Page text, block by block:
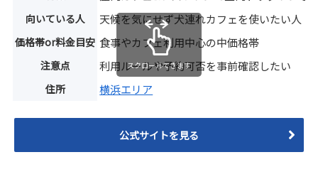
向いている人 天候を気にせず犬連れカフェを使いたい人
価格帯or料金目安 食事やカフェ利用中心の中価格帯
注意点 利用ルールや予約可否を事前確認したい
住所 横浜エリア
スクロールできます
公式サイトを見る